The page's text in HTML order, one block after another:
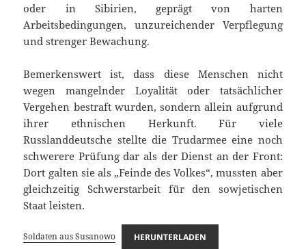
oder in Sibirien, geprägt von harten
Arbeitsbedingungen, unzureichender Verpflegung
und strenger Bewachung.
Bemerkenswert ist, dass diese Menschen nicht
wegen mangelnder Loyalität oder tatsächlicher
Vergehen bestraft wurden, sondern allein aufgrund
ihrer ethnischen Herkunft. Für viele
Russlanddeutsche stellte die Trudarmee eine noch
schwerere Prüfung dar als der Dienst an der Front:
Dort galten sie als „Feinde des Volkes“, mussten aber
gleichzeitig Schwerstarbeit für den sowjetischen
Staat leisten.
Soldaten aus Susanowo HERUNTERLADEN